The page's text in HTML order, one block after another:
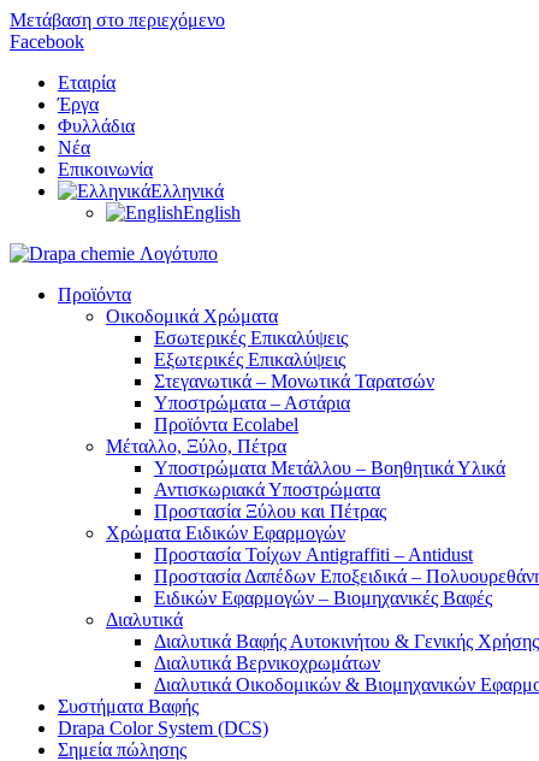
Μετάβαση στο περιεχόμενο
Facebook
Εταιρία
Έργα
Φυλλάδια
Nέα
Επικοινωνία
Ελληνικά
English
Προϊόντα
Οικοδομικά Χρώματα
Εσωτερικές Επικαλύψεις
Εξωτερικές Επικαλύψεις
Στεγανωτικά – Μονωτικά Ταρατσών
Υποστρώματα – Αστάρια
Προϊόντα Ecolabel
Μέταλλο, Ξύλο, Πέτρα
Υποστρώματα Μετάλλου – Βοηθητικά Υλικά
Αντισκωριακά Υποστρώματα
Προστασία Ξύλου και Πέτρας
Χρώματα Ειδικών Εφαρμογών
Προστασία Τοίχων Antigraffiti – Antidust
Προστασία Δαπέδων Εποξειδικά –
Ειδικών Εφαρμογών – Βιομηχανικές Βαφές
Διαλυτικά
Διαλυτικά Βαφής Αυτοκινήτου & Γενικής Χρήσης
Διαλυτικά Βερνικοχρωμάτων
Διαλυτικά Οικοδομικών & Βιομηχανικών
Συστήματα Βαφής
Drapa Color System (DCS)
Σημεία πώλησης